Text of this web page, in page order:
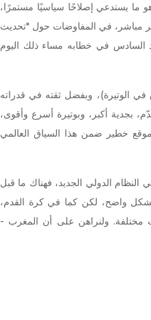
ما يستدعي إصلاحًا سياسيًا مستمرًا،
مباشر، في المفاوضات حول "تحديث
السادس في خطابه مساء ذلك اليوم
الوتيرة)، وبفضل ثقته في قدراته
بجدية أكبر، وبوتيرة أسرع وأقوى،
موقع خطير ضمن هذا السياق العالمي
النظام الدولي الجديد، فهناك ما قبل
بشكل واضح، لكن كما في كرة القدم،
مختلفة. ولنراهن على أن المغرب -